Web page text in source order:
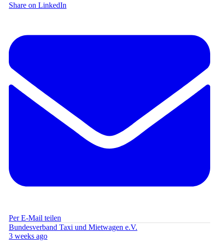
Share on LinkedIn
Per E-Mail teilen
Bundesverband Taxi und Mietwagen e.V.
3 weeks ago